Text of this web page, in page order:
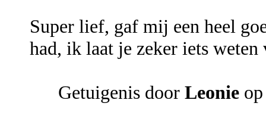
Super lief, gaf mij een heel
had, ik laat je zeker iets
Getuigenis door Leonie